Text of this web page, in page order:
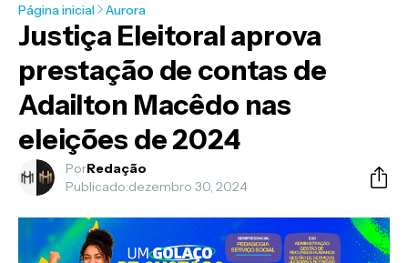
Página inicial Aurora
Justiça Eleitoral aprova
prestação de contas de
Adailton Macêdo nas
eleições de 2024
PorRedação
Publicado:dezembro 30, 2024